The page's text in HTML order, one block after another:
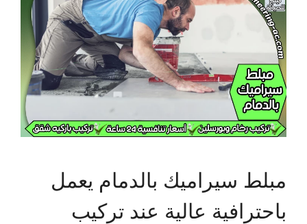
مبلط سيراميك بالدمام يعمل
باحترافية عالية عند تركيب